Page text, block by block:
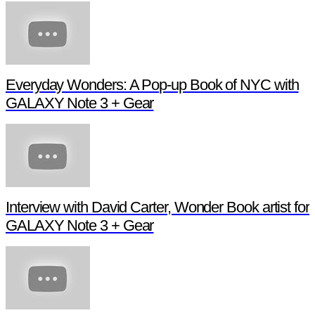
Everyday Wonders: A Pop-up Book of NYC with
GALAXY Note 3 + Gear
Interview with David Carter, Wonder Book artist for
GALAXY Note 3 + Gear